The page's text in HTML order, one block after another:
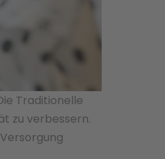
Traditionelle
zu verbessern.